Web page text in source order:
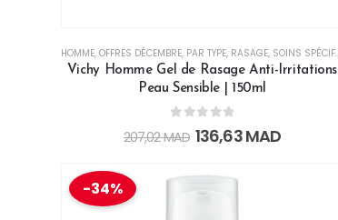
HOMME, OFFRES DÉCEMBRE, PAR TYPE, RASAGE, SOINS SPÉCIFIQUES
Vichy Homme Gel de Rasage Anti-Irritations
Peau Sensible | 150ml
out of 5
207,02MAD 136,63MAD
-34%